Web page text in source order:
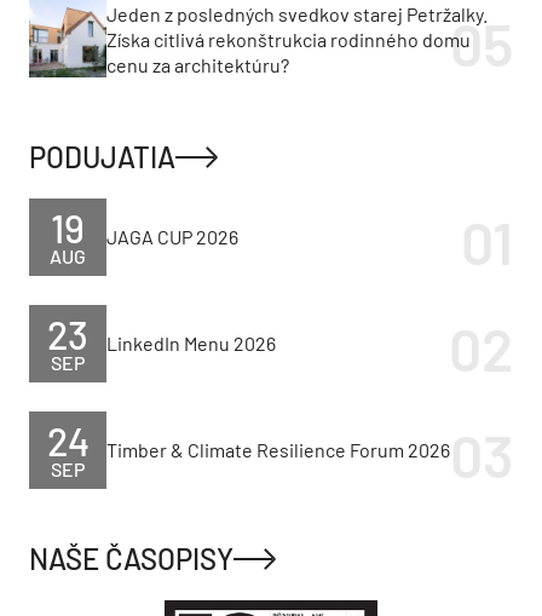
Jeden z posledných svedkov starej Petržalky.
Získa citlivá rekonštrukcia rodinného domu
cenu za architektúru?
PODUJATIA
AUG
19 JAGA CUP 2026
SEP
23 LinkedIn Menu 2026
SEP
24 Timber & Climate Resilience Forum 2026
NAŠE ČASOPISY